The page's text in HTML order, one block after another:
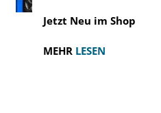
Jetzt Neu im Shop
MEHR LESEN